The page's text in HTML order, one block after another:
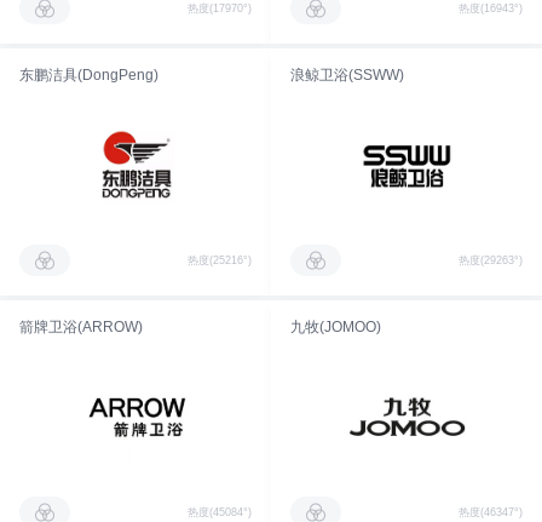
热度(17970°) 热度(16943°)
东鹏洁具(DongPeng)
热度(25216°)
浪鲸卫浴(SSWW)
热度(29263°)
箭牌卫浴(ARROW)
热度(45084°)
九牧(JOMOO)
热度(46347°)